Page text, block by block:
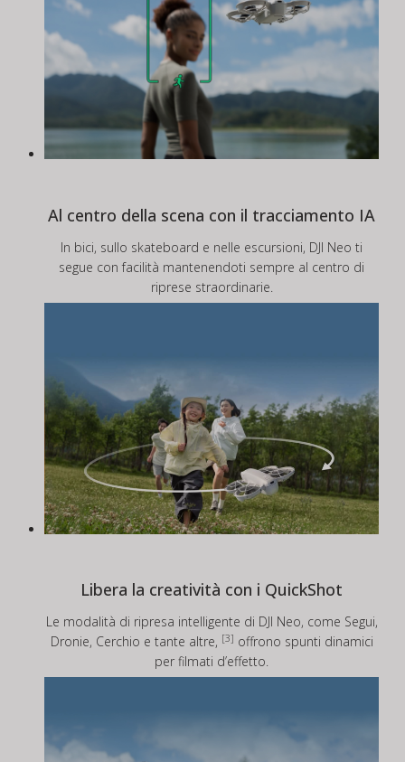
Al centro della scena con il tracciamento IA
In bici, sullo skateboard e nelle escursioni, DJI Neo ti
segue con facilità mantenendoti sempre al centro di
riprese straordinarie.
Libera la creatività con i QuickShot
Le modalità di ripresa intelligente di DJI Neo, come Segui,
Dronie, Cerchio e tante altre, [3] offrono spunti dinamici
per filmati d’effetto.